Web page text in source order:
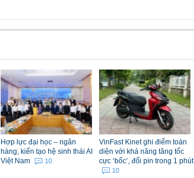
Hợp lực đại học – ngân
hàng, kiến tạo hệ sinh thái AI
Việt Nam
10
VinFast Kinet ghi điểm toàn
diện với khả năng tăng tốc
cực ‘bốc’, đổi pin trong 1 phút
10